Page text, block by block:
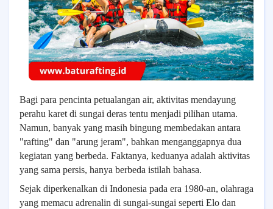
Bagi para pencinta petualangan air, aktivitas mendayung
perahu karet di sungai deras tentu menjadi pilihan utama.
Namun, banyak yang masih bingung membedakan antara
"rafting" dan "arung jeram", bahkan menganggapnya dua
kegiatan yang berbeda. Faktanya, keduanya adalah aktivitas
yang sama persis, hanya berbeda istilah bahasa.
Sejak diperkenalkan di Indonesia pada era 1980-an, olahraga
yang memacu adrenalin di sungai-sungai seperti Elo dan